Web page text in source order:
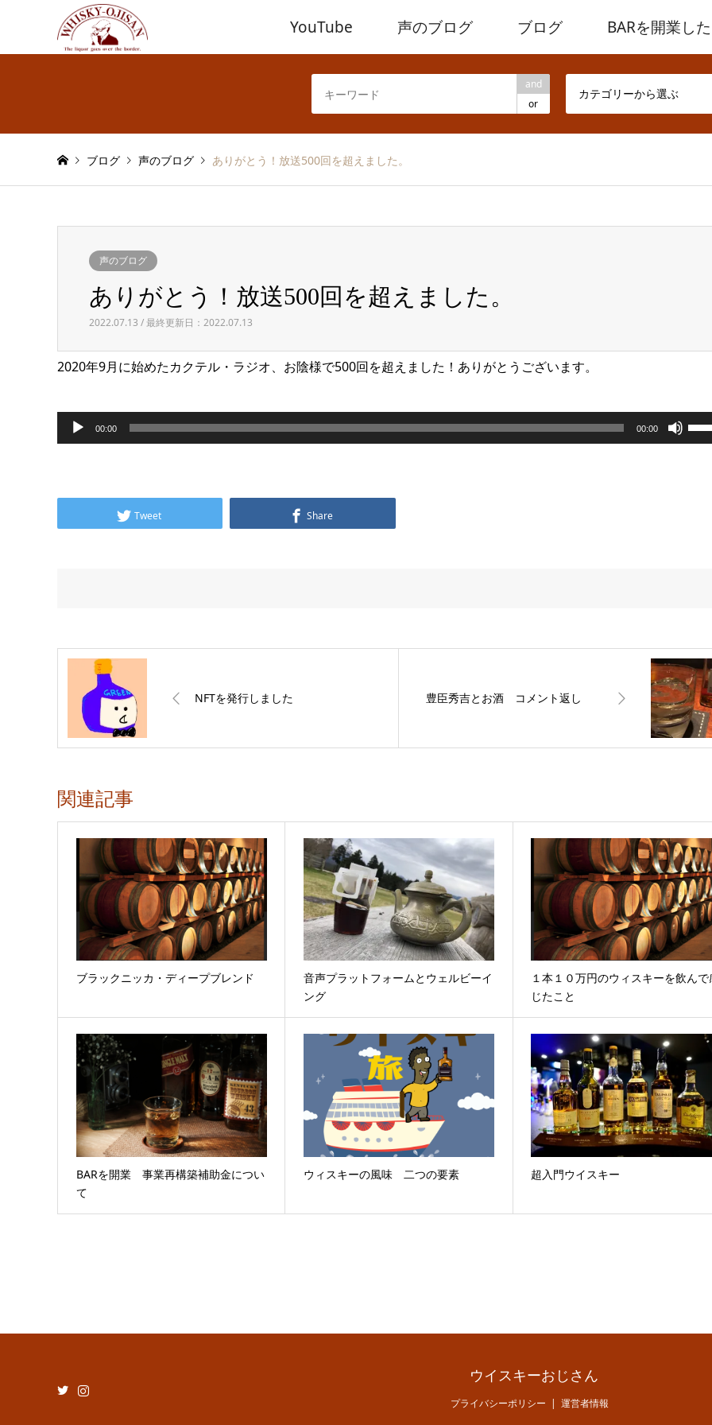
YouTube 声のブログ ブログ BARを開業し
and
or
カテゴリーから選ぶ
ブログ 声のブログ ありがとう！放送500回を超えました。
声のブログ
ありがとう！放送500回を超えました。
2022.07.13 / 最終更新日：2022.07.13
2020年9月に始めたカクテル・ラジオ、お陰様で500回を超えました！ありがとうございます。
レ
ー
00:00 00:00 ボ
上
下
矢
印
使
っ
て
く
さ
Tweet Share
NFTを発行しました 豊臣秀吉とお酒 コメント返し
関連記事
ブラックニッカ・ディープブレンド
音声プラットフォームとウェルビーイ
ング
１本１０万円のウィスキーを飲んで
じたこと
BARを開業 事業再構築補助金につい
て
ウィスキーの風味 二つの要素 超入門ウイスキー
ウイスキーおじさん
プライバシーポリシー 運営者情報